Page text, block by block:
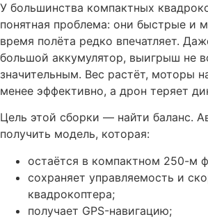
У большинства компактных
понятная проблема: они быстрые и
время полёта редко впечатляет.
большой аккумулятор, выигрыш не
значительным. Вес растёт, моторы
менее эффективно, а дрон теряет
Цель этой сборки — найти баланс.
получить модель, которая:
остаётся в компактном 250-м
сохраняет управляемость и
квадрокоптера;
получает GPS-навигацию;